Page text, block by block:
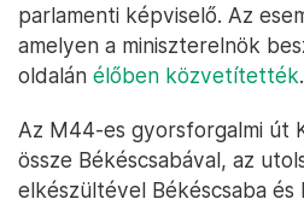
parlamenti képviselő. Az
amelyen a miniszterelnök
oldalán élőben közvetítették.
Az M44-es gyorsforgalmi út
össze Békéscsabával, az
elkészültével Békéscsaba és